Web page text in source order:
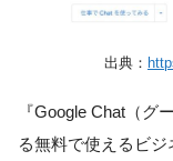
出典：
『Google Chat（グ
る無料で使えるビジ